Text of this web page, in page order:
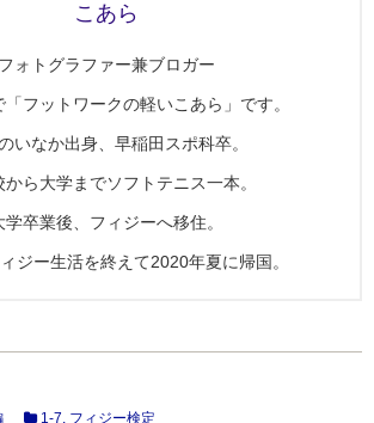
こあら
フォトグラファー兼ブロガー
フットワークの軽いこあら」です。
いなか出身、早稲田スポ科卒。
から大学までソフトテニス一本。
学卒業後、フィジーへ移住。
ジー生活を終えて2020年夏に帰国。
1-7. フィジー検定